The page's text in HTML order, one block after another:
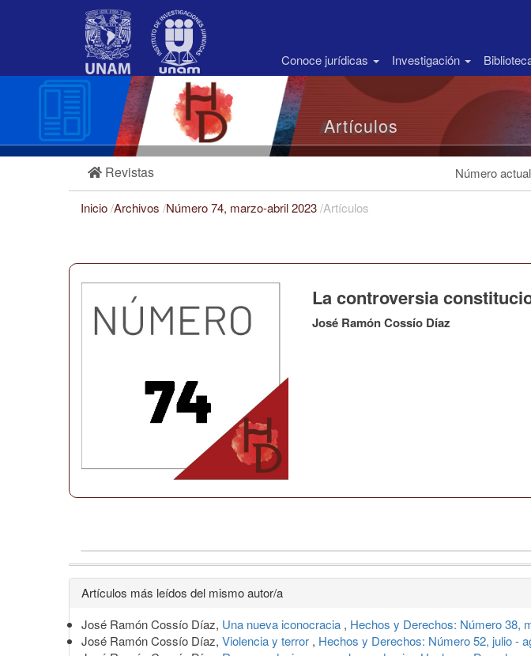
Barra
Conoce jurídicas Investigación
Artículos
Revistas Número actual
Inicio/Archivos /Número 74, marzo-abril 2023/Artículos
La controversia
José Ramón Cossío Díaz
Detalles
del
artículo
Artículos más leídos del mismo autor/a
José Ramón Cossío Díaz, Una nueva iconocracia , Hechos y Derechos: Número 38,
José Ramón Cossío Díaz, Violencia y terror , Hechos y Derechos: Número 52, julio -